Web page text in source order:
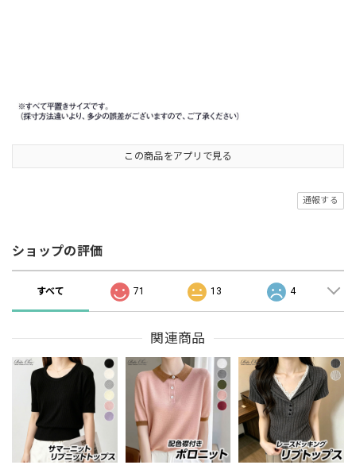
この商品をアプリで見る
通報する
ショップの評価
すべて 71 13 4
関連商品